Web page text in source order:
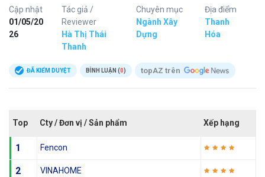
Cập nhật
01/05/20
26
Tác giả /
Reviewer
Hà Thị Thái
Thanh
Chuyên mục
Ngành Xây
Dựng
Địa điểm
Thanh
Hóa
ĐÃ KIỂM DUYỆT BÌNH LUẬN (0) topAZ trên
Top Cty / Đơn vị / Sản phẩm Xếp hạng
1 Fencon
2 VINAHOME